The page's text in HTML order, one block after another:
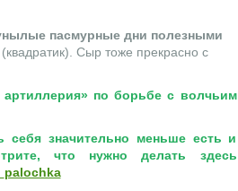
пасмурные дни полезными
Сыр тоже прекрасно с
артиллерия» по борьбе с волчьим
значительно меньше есть и
что нужно делать здесь